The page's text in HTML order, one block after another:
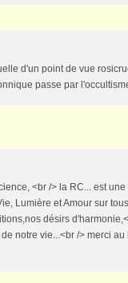
d'un point de vue
passe par
<br /> la RC... est
Lumière et Amour sur
désirs
notre vie...<br /> merci au